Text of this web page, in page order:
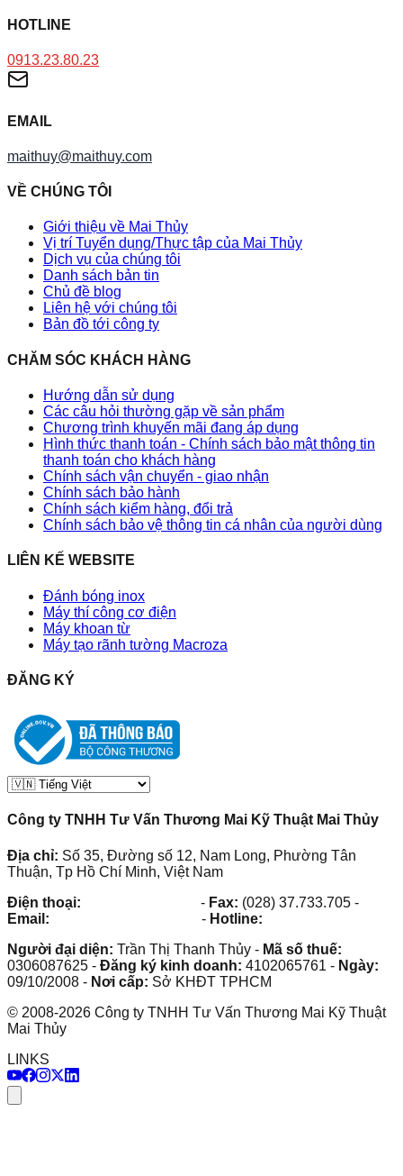
HOTLINE
0913.23.80.23
EMAIL
maithuy@maithuy.com
VỀ CHÚNG TÔI
Giới thiệu về Mai Thủy
Vị trí Tuyển dụng/Thực tập của Mai Thủy
Dịch vụ của chúng tôi
Danh sách bản tin
Chủ đề blog
Liên hệ với chúng tôi
Bản đồ tới công ty
CHĂM SÓC KHÁCH HÀNG
Hướng dẫn sử dụng
Các câu hỏi thường gặp về sản phẩm
Chương trình khuyến mãi đang áp dụng
Hình thức thanh toán - Chính sách bảo mật thông tin
thanh toán cho khách hàng
Chính sách vận chuyển - giao nhận
Chính sách bảo hành
Chính sách kiểm hàng, đổi trả
Chính sách bảo vệ thông tin cá nhân của người dùng
LIÊN KẾ WEBSITE
Đánh bóng inox
Máy thí công cơ điện
Máy khoan từ
Máy tạo rãnh tường Macroza
ĐĂNG KÝ
Công ty TNHH Tư Vấn Thương Mai Kỹ Thuật Mai Thủy
Địa chỉ: Số 35, Đường số 12, Nam Long, Phường Tân
Thuận, Tp Hồ Chí Minh, Việt Nam
Điện thoại:
- Fax: (028) 37.733.705 -
Email:
- Hotline:
Người đại diện: Trần Thị Thanh Thủy - Mã số thuế:
0306087625 - Đăng ký kinh doanh: 4102065761 - Ngày:
09/10/2008 - Nơi cấp: Sở KHĐT TPHCM
© 2008-2026 Công ty TNHH Tư Vấn Thương Mai Kỹ Thuật
Mai Thủy
LINKS